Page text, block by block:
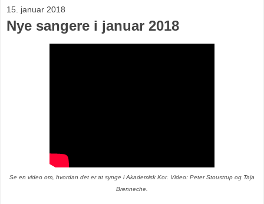
15. januar 2018
Nye sangere i januar 2018
Se en video om, hvordan det er at synge i Akademisk Kor. Video: Peter Stoustrup og Taja
Brenneche.